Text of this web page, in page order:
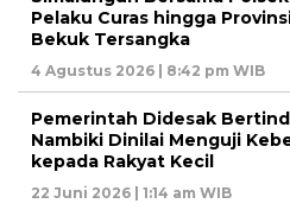
Pelaku Curas hingga
Bekuk Tersangka
4 Agustus 2026 | 8:42 pm WIB
Pemerintah Didesak
Nambiki Dinilai Menguji
kepada Rakyat Kecil
22 Juni 2026 | 1:14 am WIB